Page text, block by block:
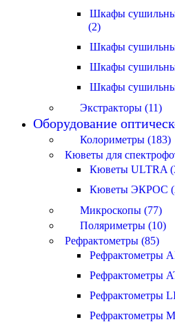
Шкафы
(2)
Шкафы
Шкафы
Шкафы
Экстракторы (11)
Оборудование
Колориметры (183)
Кюветы для
Кюветы ULTRA
Кюветы ЭКРОС
Микроскопы (77)
Поляриметры (10)
Рефрактометры (85)
Рефрактометры
Рефрактометры
Рефрактометры
Рефрактометры